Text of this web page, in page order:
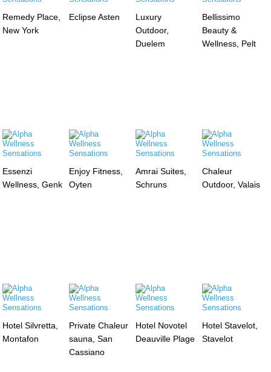
Remedy Place,
New York
Eclipse Asten
Luxury
Outdoor,
Duelem
Bellissimo
Beauty &
Wellness, Pelt
Essenzi
Wellness, Genk
Enjoy Fitness,
Oyten
Amrai Suites,
Schruns
Chaleur
Outdoor, Valais
Hotel Silvretta,
Montafon
Private Chaleur
sauna, San
Cassiano
Hotel Novotel
Deauville Plage
Hotel Stavelot,
Stavelot